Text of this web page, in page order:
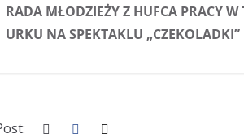
RADA MŁODZIEŻY Z HUFCA PRACY W
URKU NA SPEKTAKLU „CZEKOLADKI”